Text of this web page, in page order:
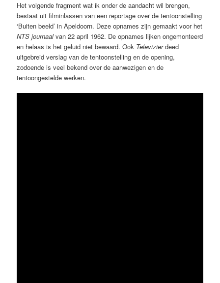
Het volgende fragment wat ik onder de aandacht wil brengen,
bestaat uit filminlassen van een reportage over de tentoonstelling
‘Buiten beeld’ in Apeldoorn. Deze opnames zijn gemaakt voor het
NTS journaalvan 22 april 1962. De opnames lijken ongemonteerd
en helaas is het geluid niet bewaard. Ook Televizierdeed
uitgebreid verslag van de tentoonstelling en de opening,
zodoende is veel bekend over de aanwezigen en de
tentoongestelde werken.